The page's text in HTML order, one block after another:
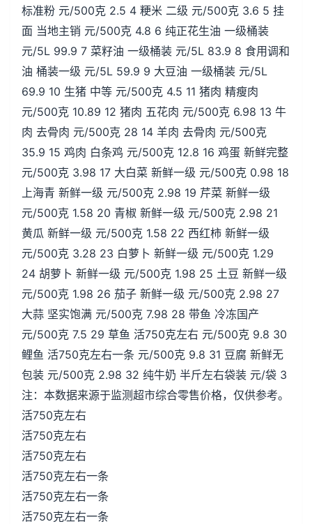
标准粉 元/500克 2.5 4 粳米 二级 元/500克 3.6 5 挂
面 当地主销 元/500克 4.8 6 纯正花生油 一级桶装
元/5L 99.9 7 菜籽油 一级桶装 元/5L 83.9 8 食用调和
油 桶装一级 元/5L 59.9 9 大豆油 一级桶装 元/5L
69.9 10 生猪 中等 元/500克 4.5 11 猪肉 精瘦肉
元/500克 10.89 12 猪肉 五花肉 元/500克 6.98 13 牛
肉 去骨肉 元/500克 28 14 羊肉 去骨肉 元/500克
35.9 15 鸡肉 白条鸡 元/500克 12.8 16 鸡蛋 新鲜完整
元/500克 3.98 17 大白菜 新鲜一级 元/500克 0.98 18
上海青 新鲜一级 元/500克 2.98 19 芹菜 新鲜一级
元/500克 1.58 20 青椒 新鲜一级 元/500克 2.98 21
黄瓜 新鲜一级 元/500克 1.58 22 西红柿 新鲜一级
元/500克 3.28 23 白萝卜 新鲜一级 元/500克 1.29
24 胡萝卜 新鲜一级 元/500克 1.98 25 土豆 新鲜一级
元/500克 1.98 26 茄子 新鲜一级 元/500克 2.98 27
大蒜 坚实饱满 元/500克 7.98 28 带鱼 冷冻国产
元/500克 7.5 29 草鱼 活750克左右 元/500克 9.8 30
鲤鱼 活750克左右一条 元/500克 9.8 31 豆腐 新鲜无
包装 元/500克 2.98 32 纯牛奶 半斤左右袋装 元/袋 3
注：本数据来源于监测超市综合零售价格，仅供参考。
活750克左右
活750克左右
活750克左右
活750克左右一条
活750克左右一条
活750克左右一条